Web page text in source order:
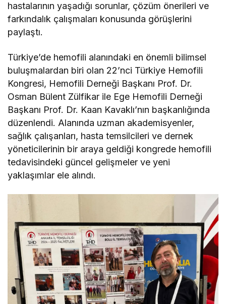
hastalarının yaşadığı sorunlar, çözüm önerileri ve
farkındalık çalışmaları konusunda görüşlerini
paylaştı.
Türkiye’de hemofili alanındaki en önemli bilimsel
buluşmalardan biri olan 22’nci Türkiye Hemofili
Kongresi, Hemofili Derneği Başkanı Prof. Dr.
Osman Bülent Zülfikar ile Ege Hemofili Derneği
Başkanı Prof. Dr. Kaan Kavaklı’nın başkanlığında
düzenlendi. Alanında uzman akademisyenler,
sağlık çalışanları, hasta temsilcileri ve dernek
yöneticilerinin bir araya geldiği kongrede hemofili
tedavisindeki güncel gelişmeler ve yeni
yaklaşımlar ele alındı.